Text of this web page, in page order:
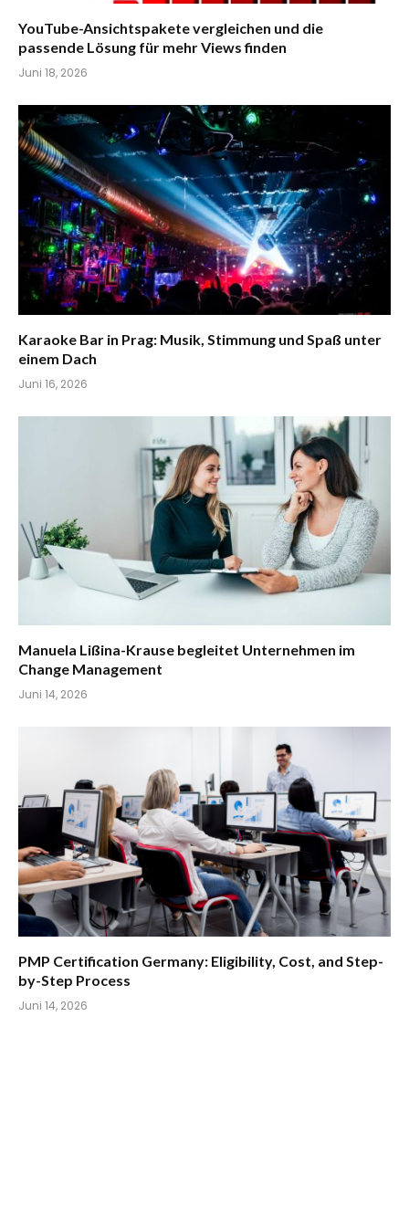
YouTube-Ansichtspakete vergleichen und die
passende Lösung für mehr Views finden
Juni 18, 2026
Karaoke Bar in Prag: Musik, Stimmung und Spaß unter
einem Dach
Juni 16, 2026
Manuela Lißina-Krause begleitet Unternehmen im
Change Management
Juni 14, 2026
PMP Certification Germany: Eligibility, Cost, and Step-
by-Step Process
Juni 14, 2026